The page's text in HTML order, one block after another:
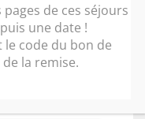
(PDF)
de ces séjours
une date !
code du bon de
la remise.